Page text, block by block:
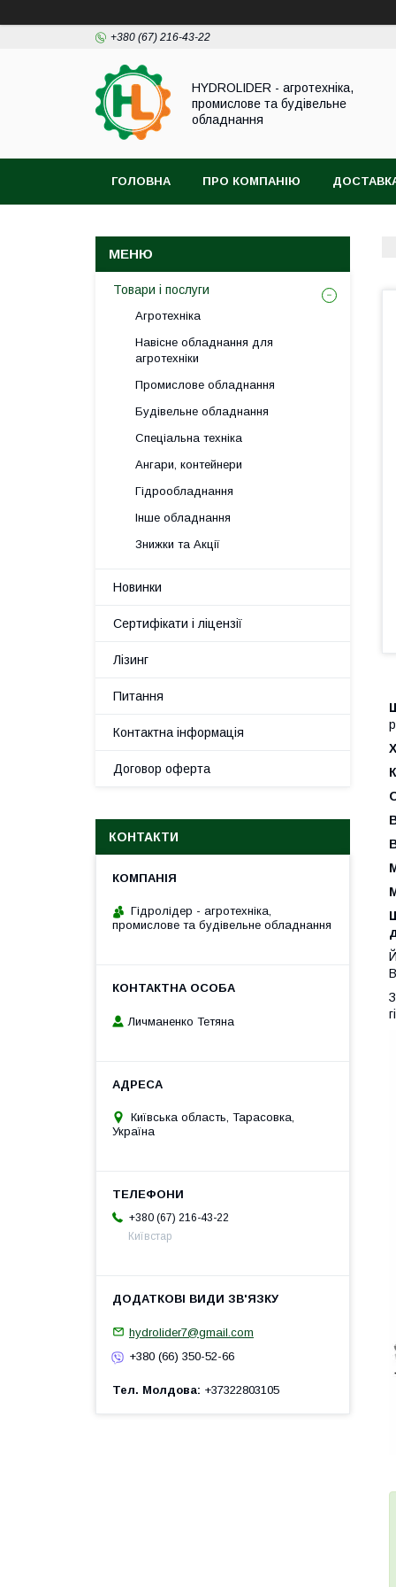
+380 (67) 216-43-22
HYDROLIDER - агротехніка,
промислове та будівельне
обладнання
ГОЛОВНА ПРО КОМПАНІЮ
Товари і послуги
Агротехніка
Навісне обладнання для
агротехніки
Промислове обладнання
Будівельне обладнання
Спеціальна техніка
Ангари, контейнери
Гідрообладнання
Інше обладнання
Знижки та Акції
Новинки
Сертифікати і ліцензії
Лізинг
Питання
Контактна інформація
Договор оферта
КОНТАКТИ
Гідролідер - агротехніка,
промислове та будівельне обладнання
Личманенко Тетяна
Київська область, Тарасовка,
Україна
+380 (67) 216-43-22
Київстар
hydrolider7@gmail.com
+380 (66) 350-52-66
Тел. Молдова +37322803105